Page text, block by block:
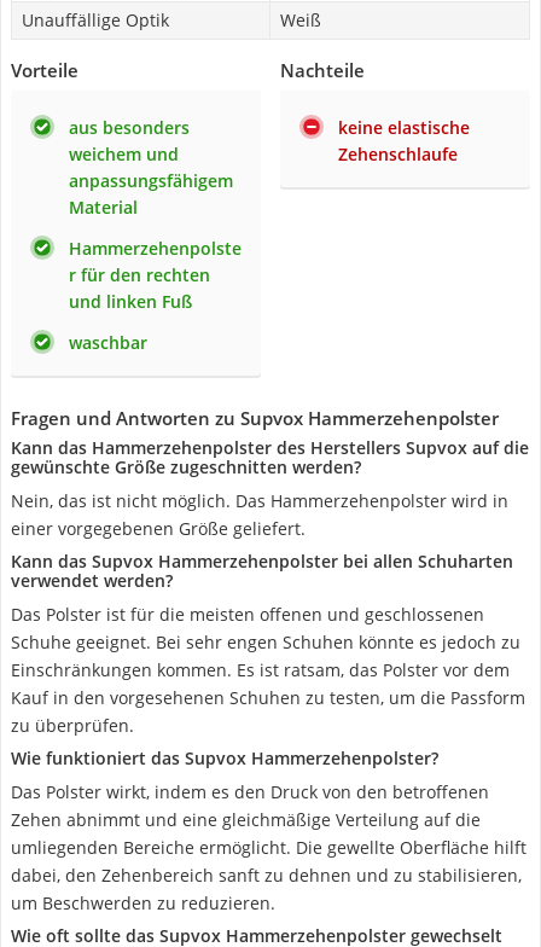
Unauffällige Optik
Weiß
Vorteile
aus besonders
weichem und
anpassungsfähigem
Material
Hammerzehenpolste
r für den rechten
und linken Fuß
waschbar
Nachteile
keine elastische
Zehenschlaufe
Fragen und Antworten zu Supvox Hammerzehenpolster
Kann das Hammerzehenpolster des Herstellers Supvox auf die
gewünschte Größe zugeschnitten werden?
Nein, das ist nicht möglich. Das Hammerzehenpolster wird in
einer vorgegebenen Größe geliefert.
Kann das Supvox Hammerzehenpolster bei allen Schuharten
verwendet werden?
Das Polster ist für die meisten offenen und geschlossenen
Schuhe geeignet. Bei sehr engen Schuhen könnte es jedoch zu
Einschränkungen kommen. Es ist ratsam, das Polster vor dem
Kauf in den vorgesehenen Schuhen zu testen, um die Passform
zu überprüfen.
Wie funktioniert das Supvox Hammerzehenpolster?
Das Polster wirkt, indem es den Druck von den betroffenen
Zehen abnimmt und eine gleichmäßige Verteilung auf die
umliegenden Bereiche ermöglicht. Die gewellte Oberfläche hilft
dabei, den Zehenbereich sanft zu dehnen und zu stabilisieren,
um Beschwerden zu reduzieren.
Wie oft sollte das Supvox Hammerzehenpolster gewechselt